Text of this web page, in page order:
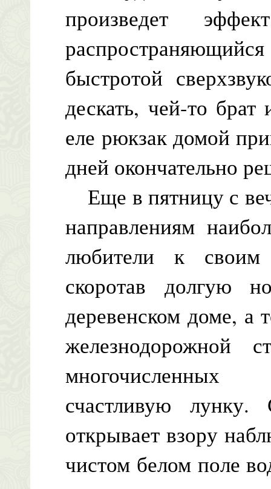
произведет
быстротой
дескать, чей-то
еле рюкзак домой
дней окончательно
Еще в пятницу с
направлениям
любители к своим
скоротав долгую
деревенском доме, а
железнодорожной
многочисленных
счастливую лунку.
открывает взору
чистом белом поле